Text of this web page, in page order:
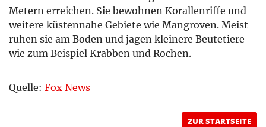
Metern erreichen. Sie bewohnen Korallenriffe und
weitere küstennahe Gebiete wie Mangroven. Meist
ruhen sie am Boden und jagen kleinere Beutetiere
wie zum Beispiel Krabben und Rochen.
Quelle: Fox News
ZUR STARTSEITE